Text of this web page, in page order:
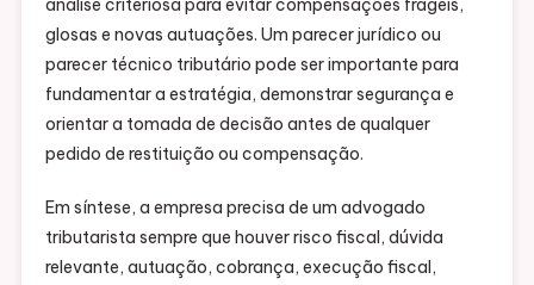
análise criteriosa para evitar compensações frágeis,
glosas e novas autuações. Um parecer jurídico ou
parecer técnico tributário pode ser importante para
fundamentar a estratégia, demonstrar segurança e
orientar a tomada de decisão antes de qualquer
pedido de restituição ou compensação.
Em síntese, a empresa precisa de um advogado
tributarista sempre que houver risco fiscal, dúvida
relevante, autuação, cobrança, execução fiscal,